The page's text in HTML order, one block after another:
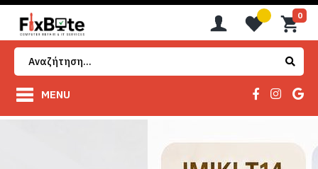
0
MENU